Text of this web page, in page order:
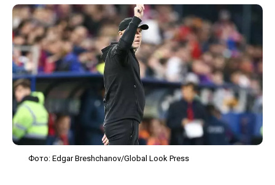
Фото: Edgar Breshchanov/Global Look Press